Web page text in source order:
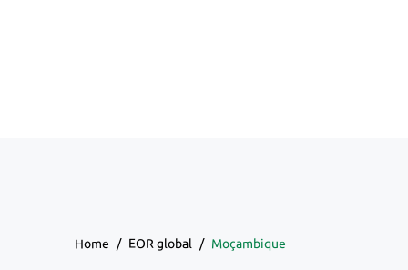
Home / EOR global / Moçambique